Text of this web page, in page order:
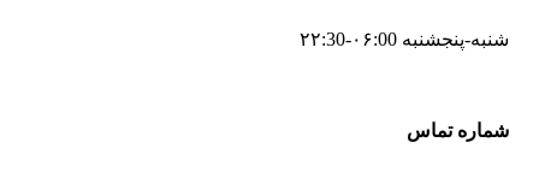
شنبه-پنجشنبه ۰۶:00-۲۲:30
شماره تماس